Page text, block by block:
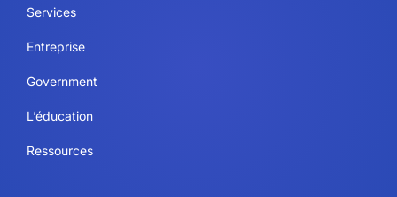
Services
Entreprise
Government
L’éducation
Ressources